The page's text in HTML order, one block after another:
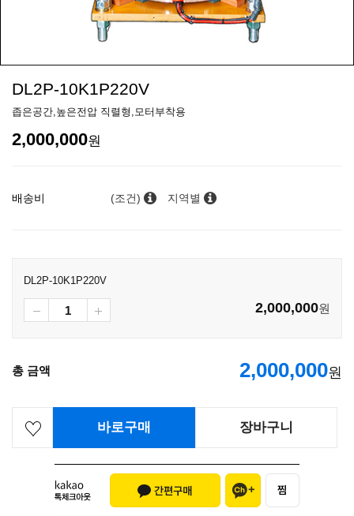
DL2P-10K1P220V
좁은공간,높은전압 직렬형,모터부착용
2,000,000원
배송비 (조건) 지역별
DL2P-10K1P220V
2,000,000원
총 금액 2,000,000원
바로구매 장바구니